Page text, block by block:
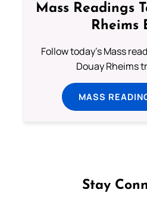
Mass Readings
Rheims
Follow today's Mass
Douay Rheims
MASS
Stay